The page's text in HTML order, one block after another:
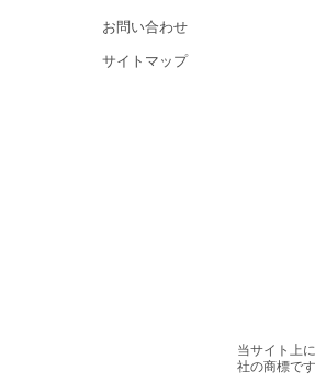
お問い合わせ
サイトマップ
当サイト上
社の商標です